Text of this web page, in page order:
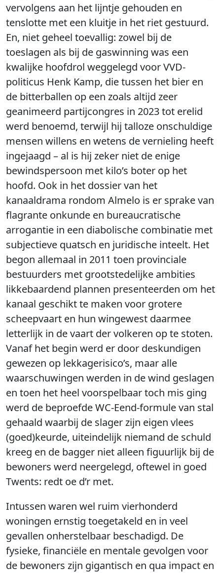
vervolgens aan het lijntje gehouden en
tenslotte met een kluitje in het riet gestuurd.
En, niet geheel toevallig: zowel bij de
toeslagen als bij de gaswinning was een
kwalijke hoofdrol weggelegd voor VVD-
politicus Henk Kamp, die tussen het bier en
de bitterballen op een zoals altijd zeer
geanimeerd partijcongres in 2023 tot erelid
werd benoemd, terwijl hij talloze onschuldige
mensen willens en wetens de vernieling heeft
ingejaagd – al is hij zeker niet de enige
bewindspersoon met kilo’s boter op het
hoofd. Ook in het dossier van het
kanaaldrama rondom Almelo is er sprake van
flagrante onkunde en bureaucratische
arrogantie in een diabolische combinatie met
subjectieve quatsch en juridische inteelt. Het
begon allemaal in 2011 toen provinciale
bestuurders met grootstedelijke ambities
likkebaardend plannen presenteerden om het
kanaal geschikt te maken voor grotere
scheepvaart en hun wingewest daarmee
letterlijk in de vaart der volkeren op te stoten.
Vanaf het begin werd er door deskundigen
gewezen op lekkagerisico’s, maar alle
waarschuwingen werden in de wind geslagen
en toen het heel voorspelbaar toch mis ging
werd de beproefde WC-Eend-formule van stal
gehaald waarbij de slager zijn eigen vlees
(goed)keurde, uiteindelijk niemand de schuld
kreeg en de bagger niet alleen figuurlijk bij de
bewoners werd neergelegd, oftewel in goed
Twents: redt oe d’r met.
Intussen waren wel ruim vierhonderd
woningen ernstig toegetakeld en in veel
gevallen onherstelbaar beschadigd. De
fysieke, financiële en mentale gevolgen voor
de bewoners zijn gigantisch en qua impact en